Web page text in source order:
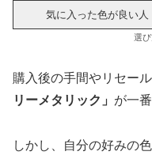
気に入った色が良い人
選
購入後の手間やリセー
リーメタリック」 が一
しかし、自分の好みの